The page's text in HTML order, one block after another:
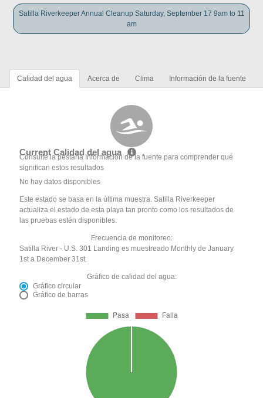
Satilla Riverkeeper Annual Cleanup Saturday, September 17 9am to 11
am
Calidad del agua Acerca de Clima Información de la fuente
Current Calidad del agua
Consulte la pestaña Información de la fuente para comprender qué
significan estos resultados
No hay datos disponibles
Este estado se basa en la última muestra. Satilla Riverkeeper
actualiza el estado de esta playa tan pronto como los resultados de
las pruebas estén disponibles.
Frecuencia de monitoreo:
Satilla River - U.S. 301 Landing es muestreado Monthly de January
1st a December 31st.
Gráfico de calidad del agua:
Gráfico circular
Gráfico de barras